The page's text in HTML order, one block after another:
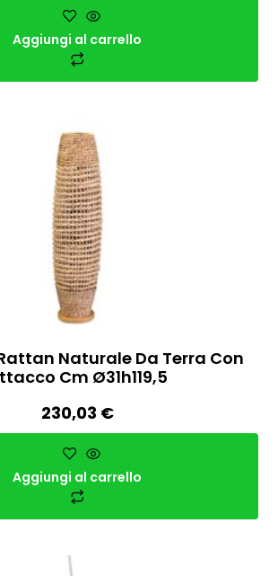
Aggiungi al carrello
Naturale Da Terra Con
Cm Ø31h119,5
230,03 €
Aggiungi al carrello